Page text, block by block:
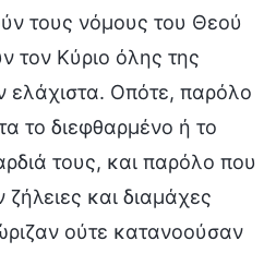
τους νόμους του Θεού
τον Κύριο όλης της
ελάχιστα. Οπότε, παρόλο
το διεφθαρμένο ή το
τους, και παρόλο που
και διαμάχες
ούτε κατανοούσαν